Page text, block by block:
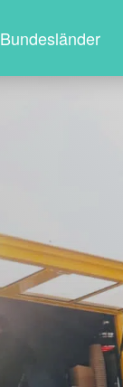
Bundesländer